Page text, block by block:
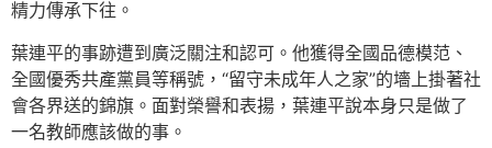
精力傳承下往。
葉連平的事跡遭到廣泛關注和認可。他獲得全國品德模范、
全國優秀共產黨員等稱號，“留守未成年人之家”的墻上掛著社
會各界送的錦旗。面對榮譽和表揚，葉連平說本身只是做了
一名教師應該做的事。